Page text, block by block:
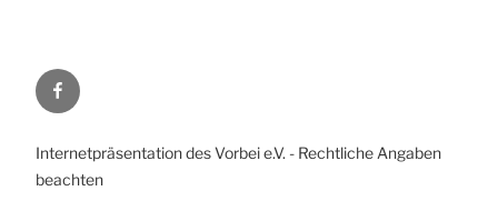
Vorbei
e.V.
Facebook
Internetpräsentation des Vorbei e.V. - Rechtliche Angaben
beachten